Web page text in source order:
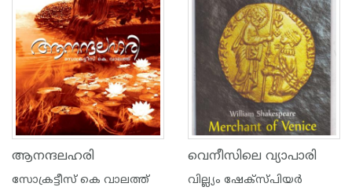
ആനന്ദലഹരി
സോക്രട്ടീസ് കെ വാലത്ത്
വെനീസിലെ വ്യാപാരി
വില്ല്യം ഷേക്‍സ്പിയര്‍